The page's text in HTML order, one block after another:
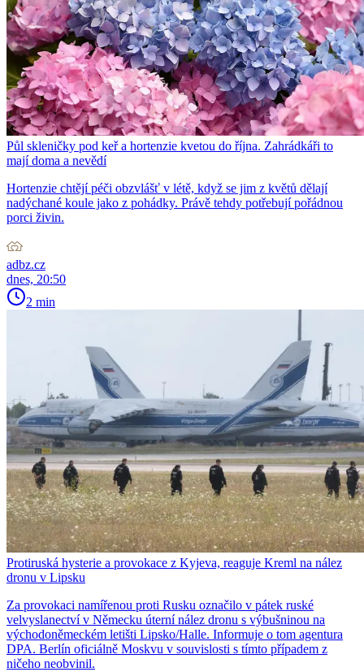
Půl skleničky pod keř a hortenzie kvetou do října. Zahrádkáři to
mají doma a nevědí
Hortenzie chtějí péči obzvlášť v létě, když se jim z květů dělají
nadýchané koule jako z pohádky. Právě tehdy potřebují pořádnou
porci živin.
adbz.cz
dnes, 20:50
2 min
Protiruská hysterie a provokace z Kyjeva, reaguje Kreml na nález
dronu v Lipsku
Za provokaci namířenou proti Rusku označilo v pátek ruské
velvyslanectví v Německu úterní nález dronu s výbušninou na
východoněmeckém letišti Lipsko/Halle. Informuje o tom agentura
DPA. Berlín oficiálně Moskvu v souvislosti s tímto případem z
ničeho neobvinil.